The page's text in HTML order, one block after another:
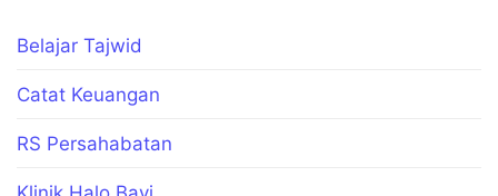
Belajar Tajwid
Catat Keuangan
RS Persahabatan